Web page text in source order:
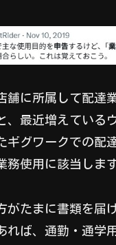
舗に所属して配達
、最近増えている
ギグワークでの配
務使用に該当します
がたまに書類を届
れば、通勤・通学